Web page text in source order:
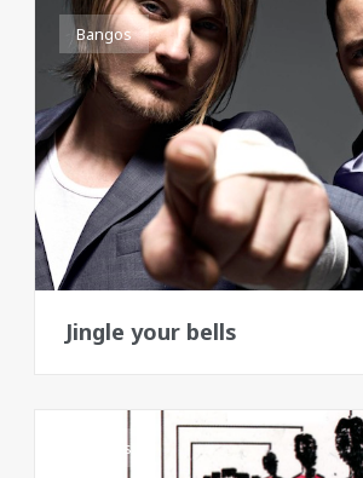
Bangos
Jingle your bells
Bangos